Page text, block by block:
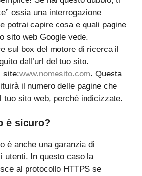
ossia una interrogazione
potrai capire cosa e quali pagine
sito web Google vede.
sul box del motore di ricerca il
dall’url del tuo sito.
site:www.nomesito.com. Questa
il numero delle pagine che
tuo sito web, perché indicizzate.
è sicuro?
è anche una garanzia di
utenti. In questo caso la
al protocollo HTTPS se